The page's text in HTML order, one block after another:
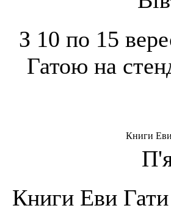
З 10 по 15
Гатою на
Книги Еви
Книги Еви